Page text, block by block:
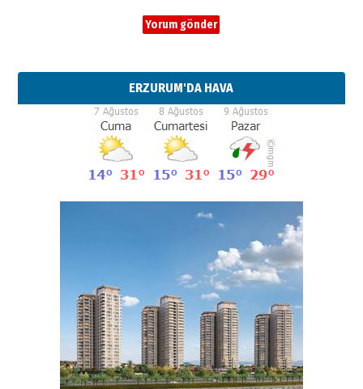
ERZURUM'DA HAVA
Esat BİNDESEN
Başkan Sekmen’den Erzurum’a
bir vizyon proje daha!
02 Ağustos 2026 Pazar